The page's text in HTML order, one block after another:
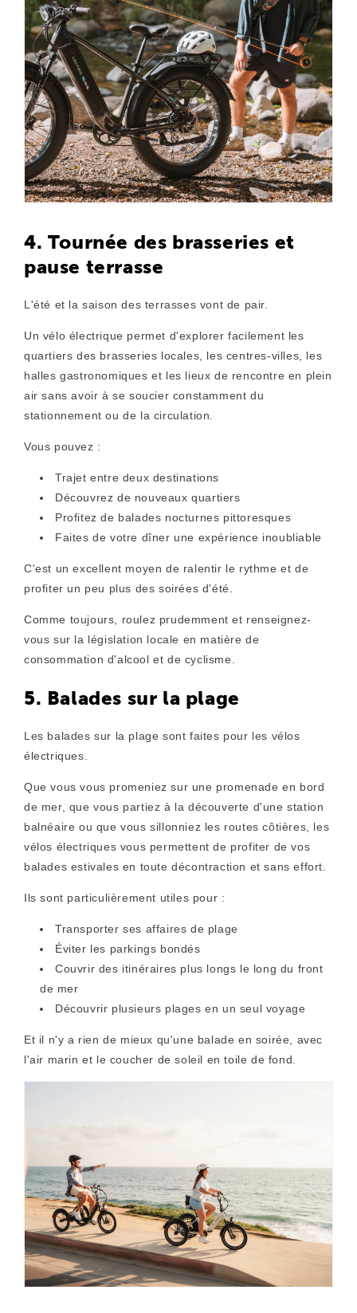
4. Tournée des brasseries et
pause terrasse
L'été et la saison des terrasses vont de pair.
Un vélo électrique permet d'explorer facilement les
quartiers des brasseries locales, les centres-villes, les
halles gastronomiques et les lieux de rencontre en plein
air sans avoir à se soucier constamment du
stationnement ou de la circulation.
Vous pouvez :
Trajet entre deux destinations
Découvrez de nouveaux quartiers
Profitez de balades nocturnes pittoresques
Faites de votre dîner une expérience inoubliable
C'est un excellent moyen de ralentir le rythme et de
profiter un peu plus des soirées d'été.
Comme toujours, roulez prudemment et renseignez-
vous sur la législation locale en matière de
consommation d'alcool et de cyclisme.
5. Balades sur la plage
Les balades sur la plage sont faites pour les vélos
électriques.
Que vous vous promeniez sur une promenade en bord
de mer, que vous partiez à la découverte d'une station
balnéaire ou que vous sillonniez les routes côtières, les
vélos électriques vous permettent de profiter de vos
balades estivales en toute décontraction et sans effort.
Ils sont particulièrement utiles pour :
Transporter ses affaires de plage
Éviter les parkings bondés
Couvrir des itinéraires plus longs le long du front
de mer
Découvrir plusieurs plages en un seul voyage
Et il n'y a rien de mieux qu'une balade en soirée, avec
l'air marin et le coucher de soleil en toile de fond.